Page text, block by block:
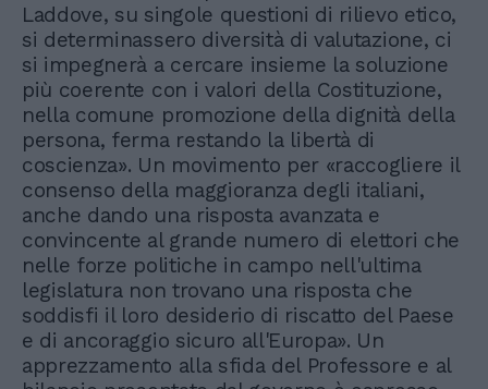
Laddove, su singole questioni di rilievo etico,
si determinassero diversità di valutazione, ci
si impegnerà a cercare insieme la soluzione
più coerente con i valori della Costituzione,
nella comune promozione della dignità della
persona, ferma restando la libertà di
coscienza». Un movimento per «raccogliere il
consenso della maggioranza degli italiani,
anche dando una risposta avanzata e
convincente al grande numero di elettori che
nelle forze politiche in campo nell'ultima
legislatura non trovano una risposta che
soddisfi il loro desiderio di riscatto del Paese
e di ancoraggio sicuro all'Europa». Un
apprezzamento alla sfida del Professore e al